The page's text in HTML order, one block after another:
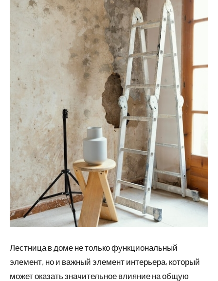
Лестница в доме не только функциональный
элемент, но и важный элемент интерьера, который
может оказать значительное влияние на общую